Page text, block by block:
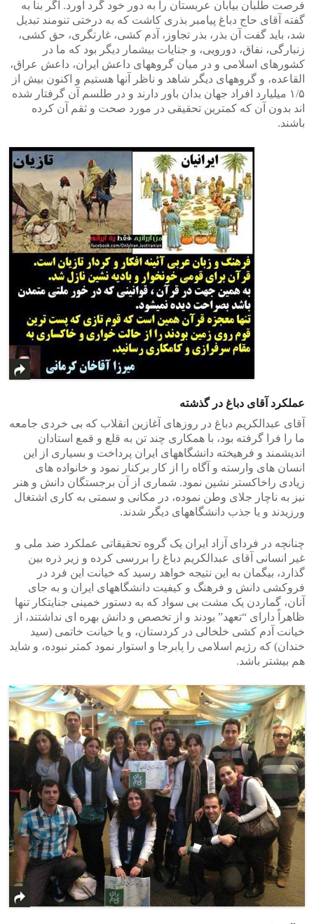
فرصت طلبان بیابان عربستان را به دور خود گرد آورد. اگر بنا به
گفته آقای حاج دباغ پیامبر بذری کاشت که به درختی تنومند تبدیل
شد، باید گفت آن بذر، بذر تجاوز، آدم کشی، غارتگری، حق کشی،
زنبارگی، نفاق، دورویی، و جنایات بیشمار دیگر بود که ما در
کشورهای اسلامی و در میان گروههای داعش ایران، داعش عراق،
القاعده، و گروههای دیگر شاهد و ناظر آنها هستیم و اکنون بیش از
۱/۵ میلیارد افراد جهان بدان باور دارند و در طلسم آن گرفتار شده
اند بدون آن که کمترین تحقیقی در مورد صحت و ثقم آن کرده
باشند.
عملکرد آقای دباغ در گذشته
آقای عبدالکریم دباغ در روزهای آغازین انقلاب که بی خردی جامعه
ما را فرا گرفته بود، با همکاری چند تن به قلع و قمع استادان
اندیشمند و فرهیخته دانشگاههای ایران پرداخت و بسیاری از این
انسان های وارسته و آگاه را از کار برکنار نمود و خانواده های
زیادی راخاکستر نشین نمود. شماری از آن برجستگان دانش و هنر
نیز به ناچار جلای وطن نموده، در مکانی و سمتی به کاری اشتغال
ورزیدند و یا جذب دانشگاههای دیگر شدند.
چنانچه در فردای آزاد ایران یک گروه تحقیقاتی عملکرد ضد ملی و
غیر انسانی آقای عبدالکریم دباغ را بررسی کرده و زیر ذره بین
گذارد، بیگمان به این نتیجه خواهد رسید که خیانت این فرد در
فروکشی دانش و فرهنگ و کیفیت دانشگاههای ایران و به جای
آنان، گماردن یک مشت بی سواد که به دستور خمینی جنایتکار تنها
ظاهراً دارای “تعهد” بودند و از تخصص و دانش بهره ای نداشتند، از
خیانت آدم کشی خلخالی در کردستان، و یا خیانت خاتمی (سید
خندان) که رژیم اسلامی را پابرجا و استوار نمود کمتر نبوده، و شاید
هم بیشتر باشد.